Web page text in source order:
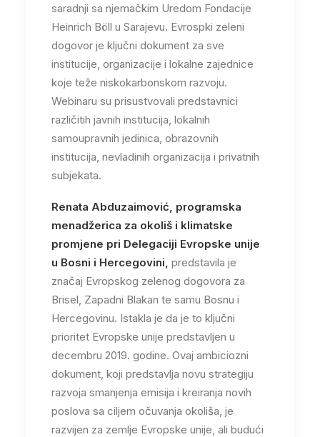
saradnji sa njemačkim Uredom Fondacije
Heinrich Böll u Sarajevu. Evrospki zeleni
dogovor je ključni dokument za sve
institucije, organizacije i lokalne zajednice
koje teže niskokarbonskom razvoju.
Webinaru su prisustvovali predstavnici
različitih javnih institucija, lokalnih
samoupravnih jedinica, obrazovnih
institucija, nevladinih organizacija i privatnih
subjekata.
Renata Abduzaimović, programska
menadžerica za okoliš i klimatske
promjene pri Delegaciji Evropske unije
u Bosni i Hercegovini, predstavila je
značaj Evropskog zelenog dogovora za
Brisel, Zapadni Blakan te samu Bosnu i
Hercegovinu. Istakla je da je to ključni
prioritet Evropske unije predstavljen u
decembru 2019. godine. Ovaj ambiciozni
dokument, koji predstavlja novu strategiju
razvoja smanjenja emisija i kreiranja novih
poslova sa ciljem očuvanja okoliša, je
razvijen za zemlje Evropske unije, ali budući